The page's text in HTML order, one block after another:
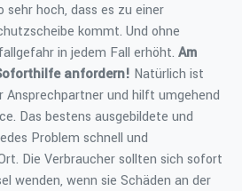
sehr hoch, dass es zu einer
kommt. Und ohne
in jedem Fall erhöht. Am
anfordern! Natürlich ist
Ansprechpartner und hilft umgehend
Das bestens ausgebildete und
Problem schnell und
Die Verbraucher sollten sich sofort
wenden, wenn sie Schäden an der